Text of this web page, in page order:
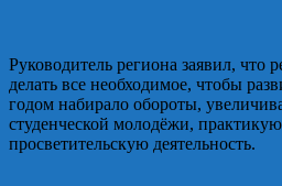
Руководитель региона заявил, что
делать все необходимое, чтобы
годом набирало обороты,
студенческой молодёжи,
просветительскую деятельность.